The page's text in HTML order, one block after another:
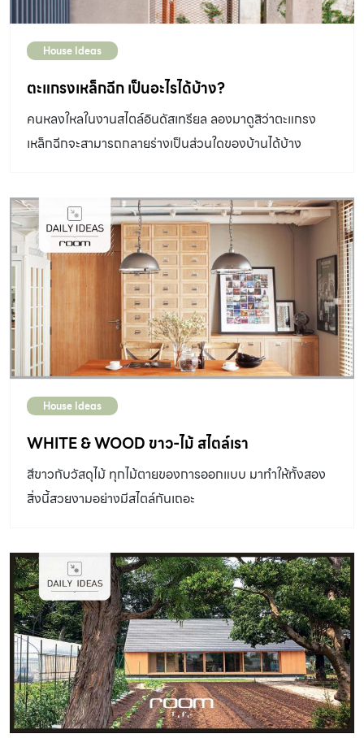
House Ideas
ตะแกรงเหล็กฉีก เป็นอะไรได้บ้าง?
คนหลงใหลในงานสไตล์อินดัสเทรียล ลองมาดูสิว่าตะแกรง
เหล็กฉีกจะสามารถกลายร่างเป็นส่วนใดของบ้านได้บ้าง
House Ideas
WHITE & WOOD ขาว-ไม้ สไตล์เรา
สีขาวกับวัสดุไม้ ทุกไม้ตายของการออกแบบ มาทำให้ทั้งสอง
สิ่งนี้สวยงามอย่างมีสไตล์กันเถอะ